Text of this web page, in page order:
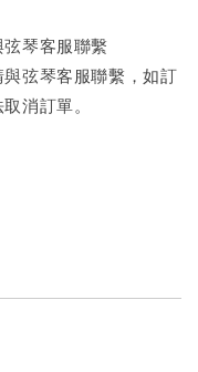
琴客服聯繫
弦琴客服聯繫，如訂
消訂單。